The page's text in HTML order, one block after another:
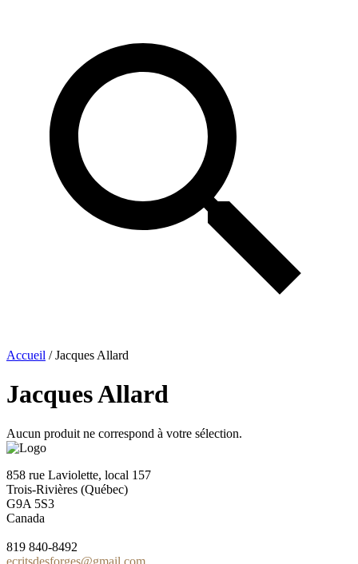
Accueil / Jacques Allard
Jacques Allard
Aucun produit ne correspond à votre sélection.
858 rue Laviolette, local 157
Trois-Rivières (Québec)
G9A 5S3
Canada
819 840-8492
ecritsdesforges@gmail.com